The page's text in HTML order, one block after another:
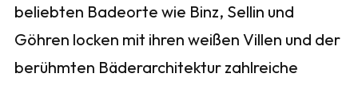
beliebten Badeorte wie Binz, Sellin und
Göhren locken mit ihren weißen Villen und der
berühmten Bäderarchitektur zahlreiche